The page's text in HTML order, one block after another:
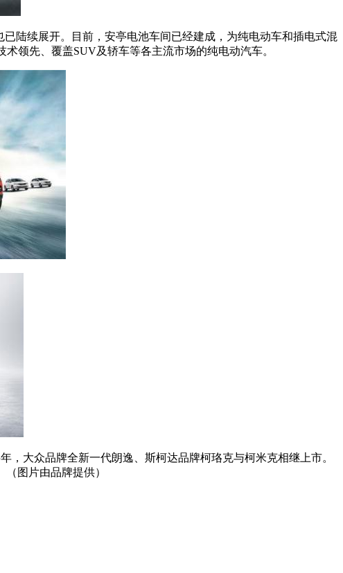
陆续展开。目前，安亭电池车间已经建成，为纯电动车和插电式混
领先、覆盖SUV及轿车等各主流市场的纯电动汽车。
大众品牌全新一代朗逸、斯柯达品牌柯珞克与柯米克相继上市。
图片由品牌提供）